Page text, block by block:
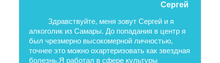
Сергей
Здравствуйте, меня зовут Сергей и я
алкоголик из Самары. До попадания в центр я
был чрезмерно высокомерной личностью,
точнее это можно охартеризовать как звездная
болезнь.Я работал в сфере культуры